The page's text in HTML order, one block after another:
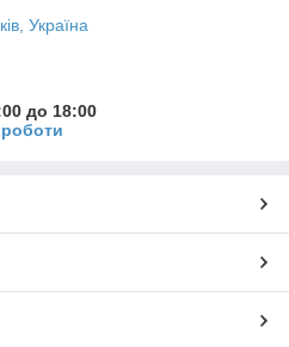
Україна
до 18:00